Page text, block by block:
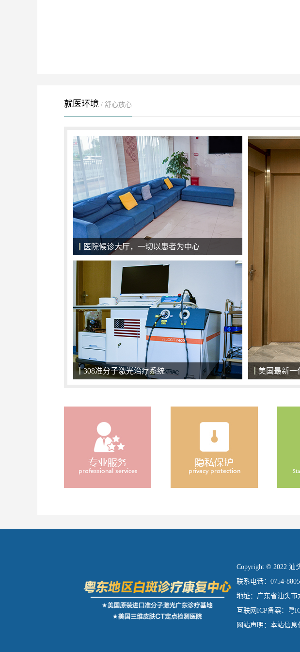
就医环境 / 舒心放心
医院候诊大厅，一切以患者为中心
308准分子激光治疗系统 美国最新一
Copyright © 2022 汕
联系电话：0754-
地址：广东省汕头市
互联网ICP备案：粤
网站声明：本站信息